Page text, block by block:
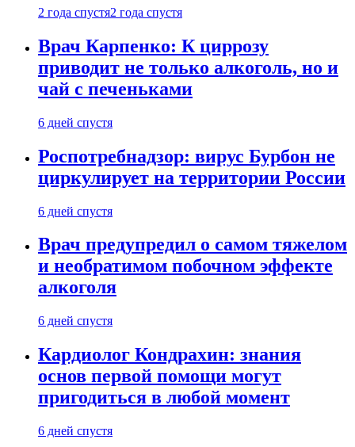
2 года спустя2 года спустя
Врач Карпенко: К циррозу
приводит не только алкоголь, но и
чай с печеньками
6 дней спустя
Роспотребнадзор: вирус Бурбон не
циркулирует на территории России
6 дней спустя
Врач предупредил о самом тяжелом
и необратимом побочном эффекте
алкоголя
6 дней спустя
Кардиолог Кондрахин: знания
основ первой помощи могут
пригодиться в любой момент
6 дней спустя